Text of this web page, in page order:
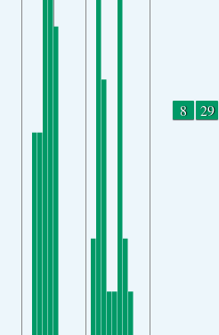
8 29